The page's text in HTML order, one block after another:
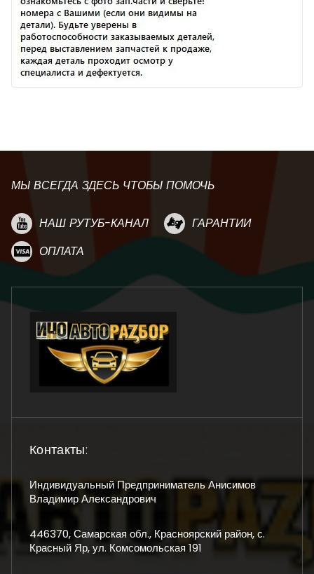
МЫ ВСЕГДА ЗДЕСЬ ЧТОБЫ ПОМОЧЬ
НАШ РУТУБ-КАНАЛ
ГАРАНТИИ
ОПЛАТА
Контакты:
Индивидуальный Предприниматель Анисимов
Владимир Александрович
446370, Самарская обл., Красноярский район, с.
Красный Яр, ул. Комсомольская 191